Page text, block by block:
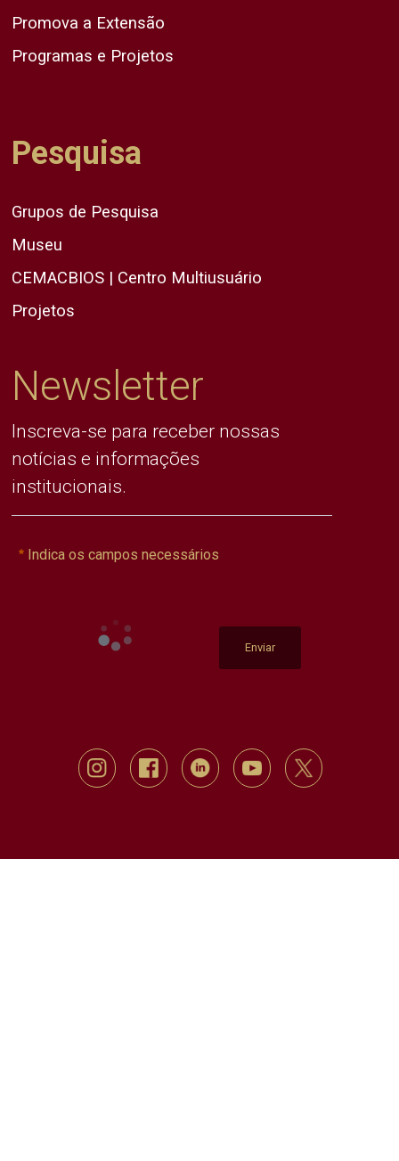
Promova a Extensão
Programas e Projetos
Pesquisa
Grupos de Pesquisa
Museu
CEMACBIOS | Centro Multiusuário
Projetos
Newsletter
Inscreva-se para receber nossas
notícias e informações
institucionais.
Indica os campos necessários
Enviar